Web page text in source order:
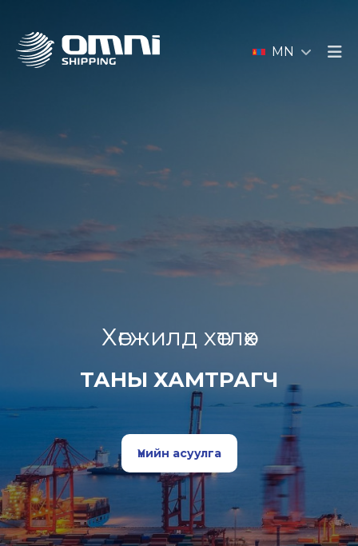
MN
Хөгжилд хөтлөх
ТАНЫ ХАМТРАГЧ
Үнийн асуулга